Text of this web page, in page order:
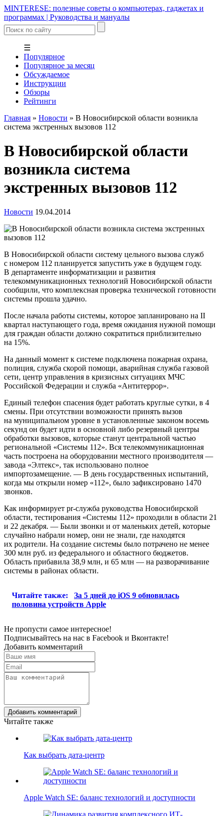
MINTERESE: полезные советы о компьютерах, гаджетах и
программах | Руководства и мануалы
☰
Популярное
Популярное за месяц
Обсуждаемое
Инструкции
Обзоры
Рейтинги
Главная » Новости » В Новосибирской области возникла
система экстренных вызовов 112
В Новосибирской области
возникла система
экстренных вызовов 112
Новости 19.04.2014
В Новосибирской области систему цельного вызова служб
с номером 112 планируется запустить уже в будущем году.
В департаменте информатизации и развития
телекоммуникационных технологий Новосибирской области
сообщили, что комплексная проверка технической готовности
системы прошла удачно.
После начала работы системы, которое запланировано на II
квартал наступающего года, время ожидания нужной помощи
для граждан области должно сократиться приблизительно
на 15%.
На данный момент к системе подключена пожарная охрана,
полиция, служба скорой помощи, аварийная служба газовой
сети, центр управления в кризисных ситуациях МЧС
Российской Федерации и служба «Антитеррор».
Единый телефон спасения будет работать круглые сутки, в 4
смены. При отсутствии возможности принять вызов
на муниципальном уровне в установленные законом восемь
секунд он будет идти в основной либо резервный центры
обработки вызовов, которые станут центральной частью
региональной «Системы 112». Вся телекоммуникационная
часть построена на оборудовании местного производителя —
завода «Элтекс», так использовано полное
импортозамещение. — В день государственных испытаний,
когда мы открыли номер «112», было зафиксировано 1470
звонков.
Как информирует pr-служба руководства Новосибирской
области, тестирования «Системы 112» проходили в области 21
и 22 декабря. — Были звонки и от маленьких детей, которые
случайно набрали номер, они не знали, где находятся
их родители. На создание системы было потрачено не менее
300 млн руб. из федерального и областного бюджетов.
Область прибавила 38,9 млн, и 65 млн — на разворачивание
системы в районах области.
Читайте также:
За 5 дней до iOS 9 обновилась
половина устройств Apple
Не пропусти самое интересное!
Подписывайтесь на нас в Facebook и Вконтакте!
Добавить комментарий
Добавить комментарий
Читайте также
Как выбрать дата-центр
Apple Watch SE: баланс технологий и доступности